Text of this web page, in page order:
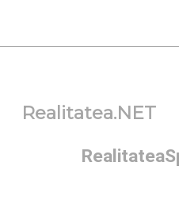
Realitatea.NET